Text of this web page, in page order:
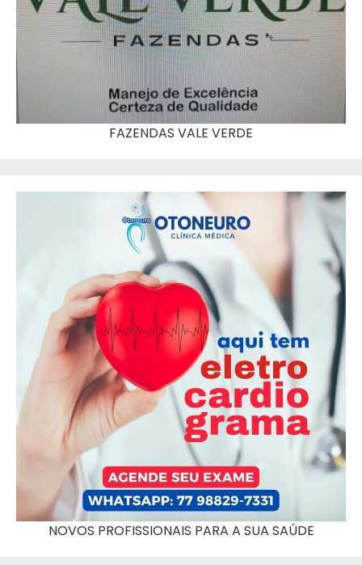
FAZENDAS VALE VERDE
NOVOS PROFISSIONAIS PARA A SUA SAÚDE